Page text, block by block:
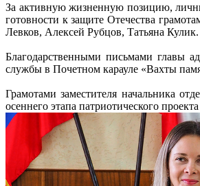
За активную жизненную позицию,
готовности к защите Отечества
Левков, Алексей Рубцов, Татьяна Кулик.
Благодарственными письмами главы
службы в Почетном карауле «Вахты
Грамотами заместителя начальника
осеннего этапа патриотического